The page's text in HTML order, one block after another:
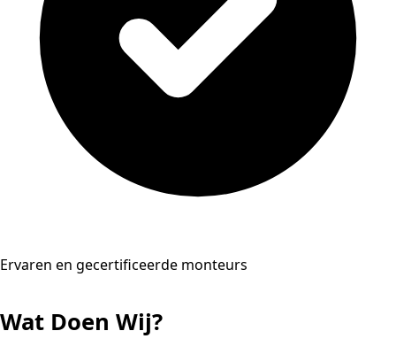
Ervaren en gecertificeerde monteurs
Wat Doen Wij?